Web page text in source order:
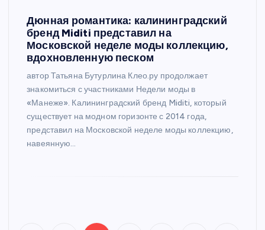
Дюнная романтика: калининградский
бренд Miditi представил на
Московской неделе моды коллекцию,
вдохновленную песком
автор Татьяна Бутурлина Клео.ру продолжает
знакомиться с участниками Недели моды в
«Манеже». Калининградский бренд Miditi, который
существует на модном горизонте с 2014 года,
представил на Московской неделе моды коллекцию,
навеянную…